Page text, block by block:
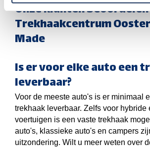
Onze klanten beoordelen
Trekhaakcentrum
Made
Is er voor elke auto een
leverbaar?
Voor de meeste auto's is er minimaal
trekhaak leverbaar. Zelfs voor hybride
voertuigen is een vaste trekhaak
auto's, klassieke auto's en campers
uitzondering. Wilt u meer weten over